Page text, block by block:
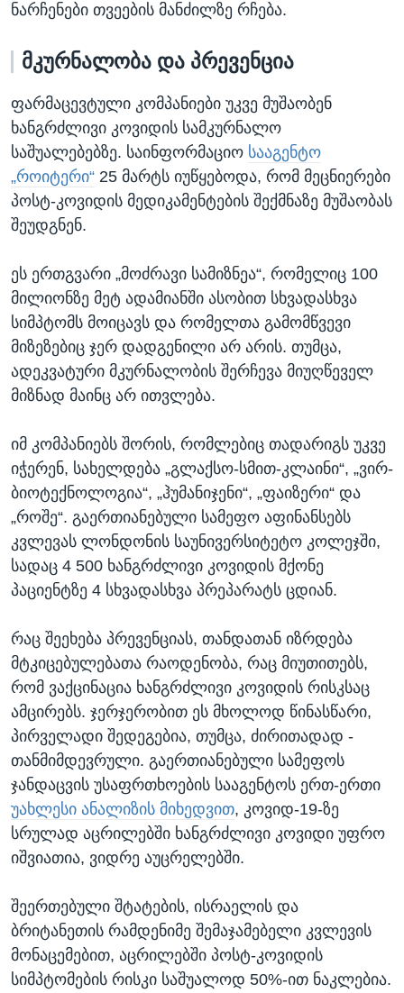
ნარჩენები თვეების მანძილზე რჩება.
მკურნალობა და პრევენცია
ფარმაცევტული კომპანიები უკვე მუშაობენ
ხანგრძლივი კოვიდის სამკურნალო
საშუალებებზე. საინფორმაციო სააგენტო
„როიტერი“ 25 მარტს იუწყებოდა, რომ მეცნიერები
პოსტ-კოვიდის მედიკამენტების შექმნაზე მუშაობას
შეუდგნენ.
ეს ერთგვარი „მოძრავი სამიზნეა“, რომელიც 100
მილიონზე მეტ ადამიანში ასობით სხვადასხვა
სიმპტომს მოიცავს და რომელთა გამომწვევი
მიზეზებიც ჯერ დადგენილი არ არის. თუმცა,
ადეკვატური მკურნალობის შერჩევა მიუღწეველ
მიზნად მაინც არ ითვლება.
იმ კომპანიებს შორის, რომლებიც თადარიგს უკვე
იჭერენ, სახელდება „გლაქსო-სმით-კლაინი“, „ვირ-
ბიოტექნოლოგია“, „ჰუმანიჯენი“, „ფაიზერი“ და
„როშე“. გაერთიანებული სამეფო აფინანსებს
კვლევას ლონდონის საუნივერსიტეტო კოლეჯში,
სადაც 4 500 ხანგრძლივი კოვიდის მქონე
პაციენტზე 4 სხვადასხვა პრეპარატს ცდიან.
რაც შეეხება პრევენციას, თანდათან იზრდება
მტკიცებულებათა რაოდენობა, რაც მიუთითებს,
რომ ვაქცინაცია ხანგრძლივი კოვიდის რისკსაც
ამცირებს. ჯერჯერობით ეს მხოლოდ წინასწარი,
პირველადი შედეგებია, თუმცა, ძირითადად -
თანმიმდევრული. გაერთიანებული სამეფოს
ჯანდაცვის უსაფრთხოების სააგენტოს ერთ-ერთი
უახლესი ანალიზის მიხედვით, კოვიდ-19-ზე
სრულად აცრილებში ხანგრძლივი კოვიდი უფრო
იშვიათია, ვიდრე აუცრელებში.
შეერთებული შტატების, ისრაელის და
ბრიტანეთის რამდენიმე შემაჯამებელი კვლევის
მონაცემებით, აცრილებში პოსტ-კოვიდის
სიმპტომების რისკი საშუალოდ 50%-ით ნაკლებია.